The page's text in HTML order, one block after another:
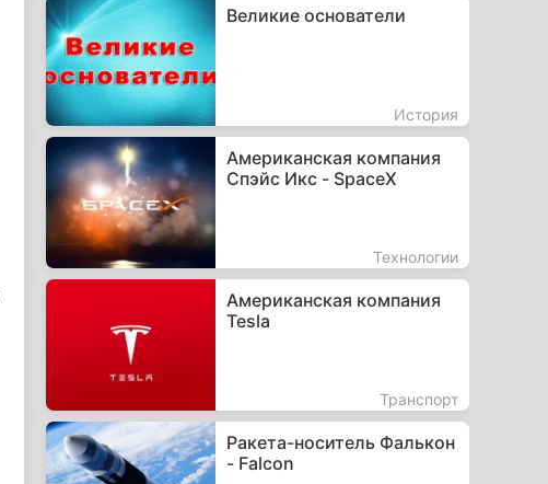
Великие основатели
История
Американская компания
Спэйс Икс - SpaceX
Технологии
Американская компания
Tesla
Транспорт
Ракета-носитель Фалькон
- Falcon